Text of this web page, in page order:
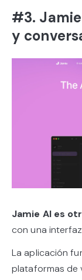
#3.
y
Jamie AI es
con una
La aplicación
plataformas de